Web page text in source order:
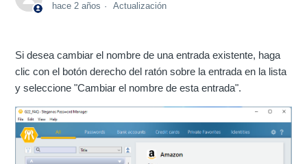
hace 2 años Actualización
Si desea cambiar el nombre de una entrada existente, haga
clic con el botón derecho del ratón sobre la entrada en la lista
y seleccione "Cambiar el nombre de esta entrada".